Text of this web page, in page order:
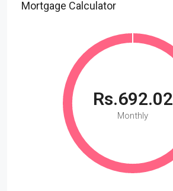
Mortgage Calculator
Rs.692.02
Monthly